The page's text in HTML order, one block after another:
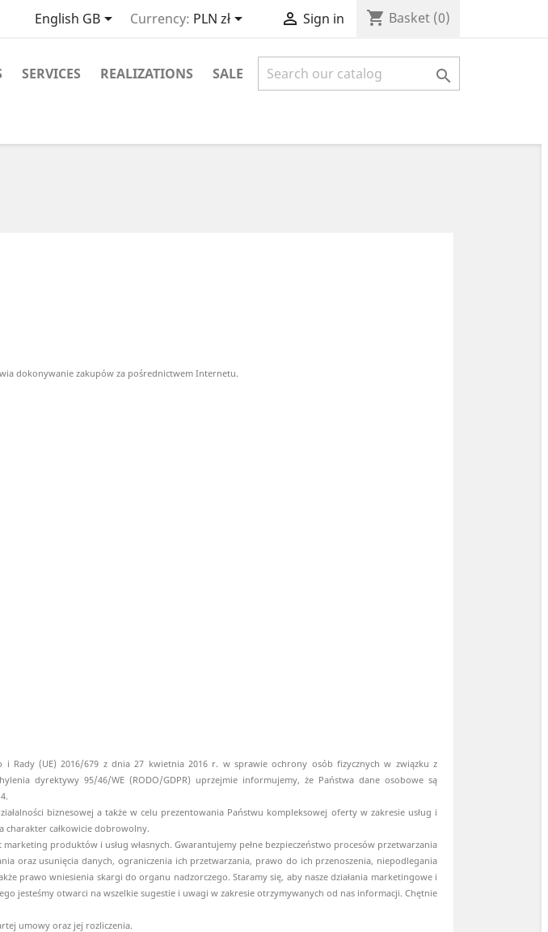
English GB Currency: PLN zł  Sign in shopping_cart Basket (0)
SERVICES REALIZATIONS SALE 
dokonywanie zakupów za pośrednictwem Internetu.
Rady (UE) 2016/679 z dnia 27 kwietnia 2016 r. w sprawie ochrony osób fizycznych w związku z
dyrektywy 95/46/WE (RODO/GDPR) uprzejmie informujemy, że Państwa dane osobowe są
biznesowej a także w celu prezentowania Państwu kompleksowej oferty w zakresie usług i
charakter całkowicie dobrowolny.
produktów i usług własnych. Gwarantujemy pełne bezpieczeństwo procesów przetwarzania
oraz usunięcia danych, ograniczenia ich przetwarzania, prawo do ich przenoszenia, niepodlegania
prawo wniesienia skargi do organu nadzorczego. Staramy się, aby nasze działania marketingowe i
jesteśmy otwarci na wszelkie sugestie i uwagi w zakresie otrzymywanych od nas informacji. Chętnie
umowy oraz jej rozliczenia.